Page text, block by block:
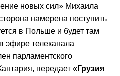
новых сил» Михаила
намерена поступить
в Польше и будет там
эфире телеканала
парламентского
передает «Грузия